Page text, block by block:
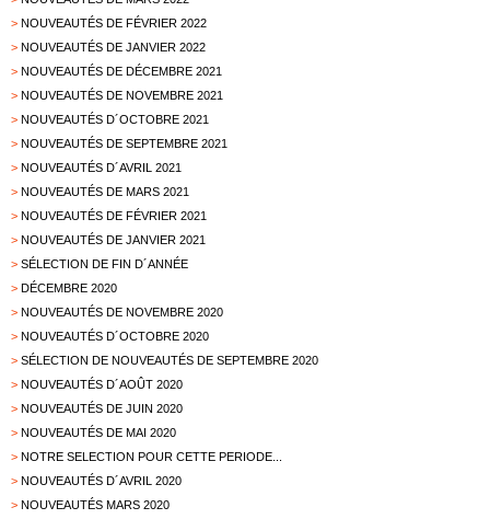
> NOUVEAUTÉS DE FÉVRIER 2022
> NOUVEAUTÉS DE JANVIER 2022
> NOUVEAUTÉS DE DÉCEMBRE 2021
> NOUVEAUTÉS DE NOVEMBRE 2021
> NOUVEAUTÉS D´OCTOBRE 2021
> NOUVEAUTÉS DE SEPTEMBRE 2021
> NOUVEAUTÉS D´AVRIL 2021
> NOUVEAUTÉS DE MARS 2021
> NOUVEAUTÉS DE FÉVRIER 2021
> NOUVEAUTÉS DE JANVIER 2021
> SÉLECTION DE FIN D´ANNÉE
> DÉCEMBRE 2020
> NOUVEAUTÉS DE NOVEMBRE 2020
> NOUVEAUTÉS D´OCTOBRE 2020
> SÉLECTION DE NOUVEAUTÉS DE SEPTEMBRE 2020
> NOUVEAUTÉS D´AOÛT 2020
> NOUVEAUTÉS DE JUIN 2020
> NOUVEAUTÉS DE MAI 2020
> NOTRE SELECTION POUR CETTE PERIODE...
> NOUVEAUTÉS D´AVRIL 2020
> NOUVEAUTÉS MARS 2020